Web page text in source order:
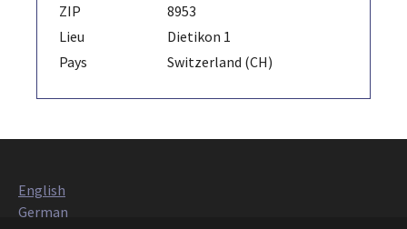
ZIP
8953
Lieu
Dietikon 1
Pays
Switzerland (CH)
English
German